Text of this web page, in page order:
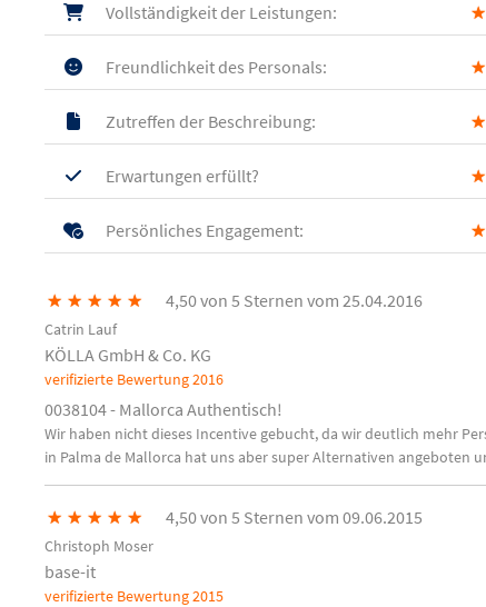
Vollständigkeit der Leistungen: ★
Freundlichkeit des Personals: ★
Zutreffen der Beschreibung: ★
Erwartungen erfüllt? ★
Persönliches Engagement: ★
★ ★ ★ ★ ★ 4,50 von 5 Sternen vom 25.04.2016
Catrin Lauf
KÖLLA GmbH & Co. KG
verifizierte Bewertung2016
0038104 - Mallorca Authentisch!
Wir haben nicht dieses Incentive gebucht, da wir deutlich mehr
in Palma de Mallorca hat uns aber super Alternativen angeboten
★ ★ ★ ★ ★ 4,50 von 5 Sternen vom 09.06.2015
Christoph Moser
base-it
verifizierte Bewertung2015